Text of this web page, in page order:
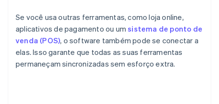
Se você usa outras ferramentas, como loja online,
aplicativos de pagamento ou umsistema de ponto de
venda (POS), o software também pode se conectar a
elas. Isso garante que todas as suas ferramentas
permaneçam sincronizadas sem esforço extra.